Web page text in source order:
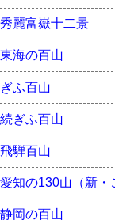
秀麗富嶽十二景
東海の百山
ぎふ百山
続ぎふ百山
飛騨百山
愛知の130山（新・
静岡の百山